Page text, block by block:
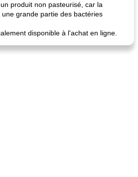
produit non pasteurisé, car la
grande partie des bactéries
disponible à l'achat en ligne.